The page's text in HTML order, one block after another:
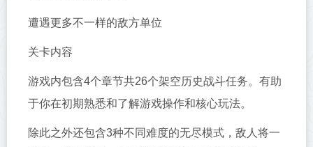
遭遇更多不一样的敌方单位
关卡内容
游戏内包含4个章节共26个架空历史战斗任务。有助
于你在初期熟悉和了解游戏操作和核心玩法。
除此之外还包含3种不同难度的无尽模式，敌人将一